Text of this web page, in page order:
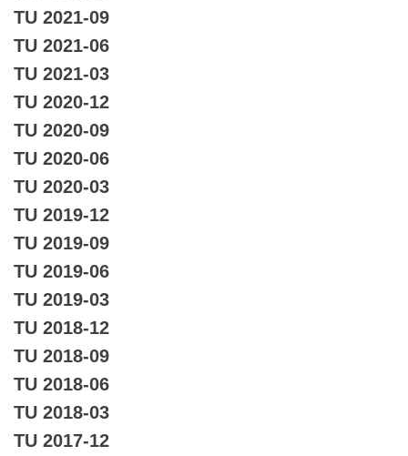
TU 2021-09
TU 2021-06
TU 2021-03
TU 2020-12
TU 2020-09
TU 2020-06
TU 2020-03
TU 2019-12
TU 2019-09
TU 2019-06
TU 2019-03
TU 2018-12
TU 2018-09
TU 2018-06
TU 2018-03
TU 2017-12